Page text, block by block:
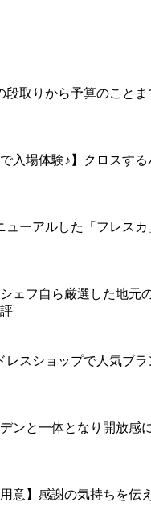
段取りから予算のこと
入場体験♪】クロス
ューアルした「フレス
ェフ自ら厳選した地
レスショップで人気
ンと一体となり開放
意】感謝の気持ちを